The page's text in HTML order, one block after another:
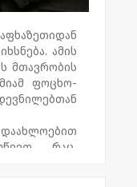
ამის
მთავრობის
ფოცხო-
რაც